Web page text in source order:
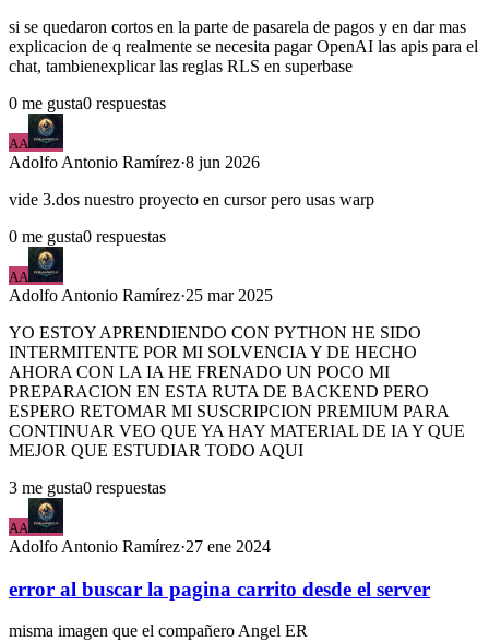
si se quedaron cortos en la parte de pasarela de pagos y en dar mas
explicacion de q realmente se necesita pagar OpenAI las apis para el
chat, tambienexplicar las reglas RLS en superbase
0 me gusta0 respuestas
AA
Adolfo Antonio Ramírez·8 jun 2026
vide 3.dos nuestro proyecto en cursor pero usas warp
0 me gusta0 respuestas
AA
Adolfo Antonio Ramírez·25 mar 2025
YO ESTOY APRENDIENDO CON PYTHON HE SIDO
INTERMITENTE POR MI SOLVENCIA Y DE HECHO
AHORA CON LA IA HE FRENADO UN POCO MI
PREPARACION EN ESTA RUTA DE BACKEND PERO
ESPERO RETOMAR MI SUSCRIPCION PREMIUM PARA
CONTINUAR VEO QUE YA HAY MATERIAL DE IA Y QUE
MEJOR QUE ESTUDIAR TODO AQUI
3 me gusta0 respuestas
AA
Adolfo Antonio Ramírez·27 ene 2024
error al buscar la pagina carrito desde el server
misma imagen que el compañero Angel ER